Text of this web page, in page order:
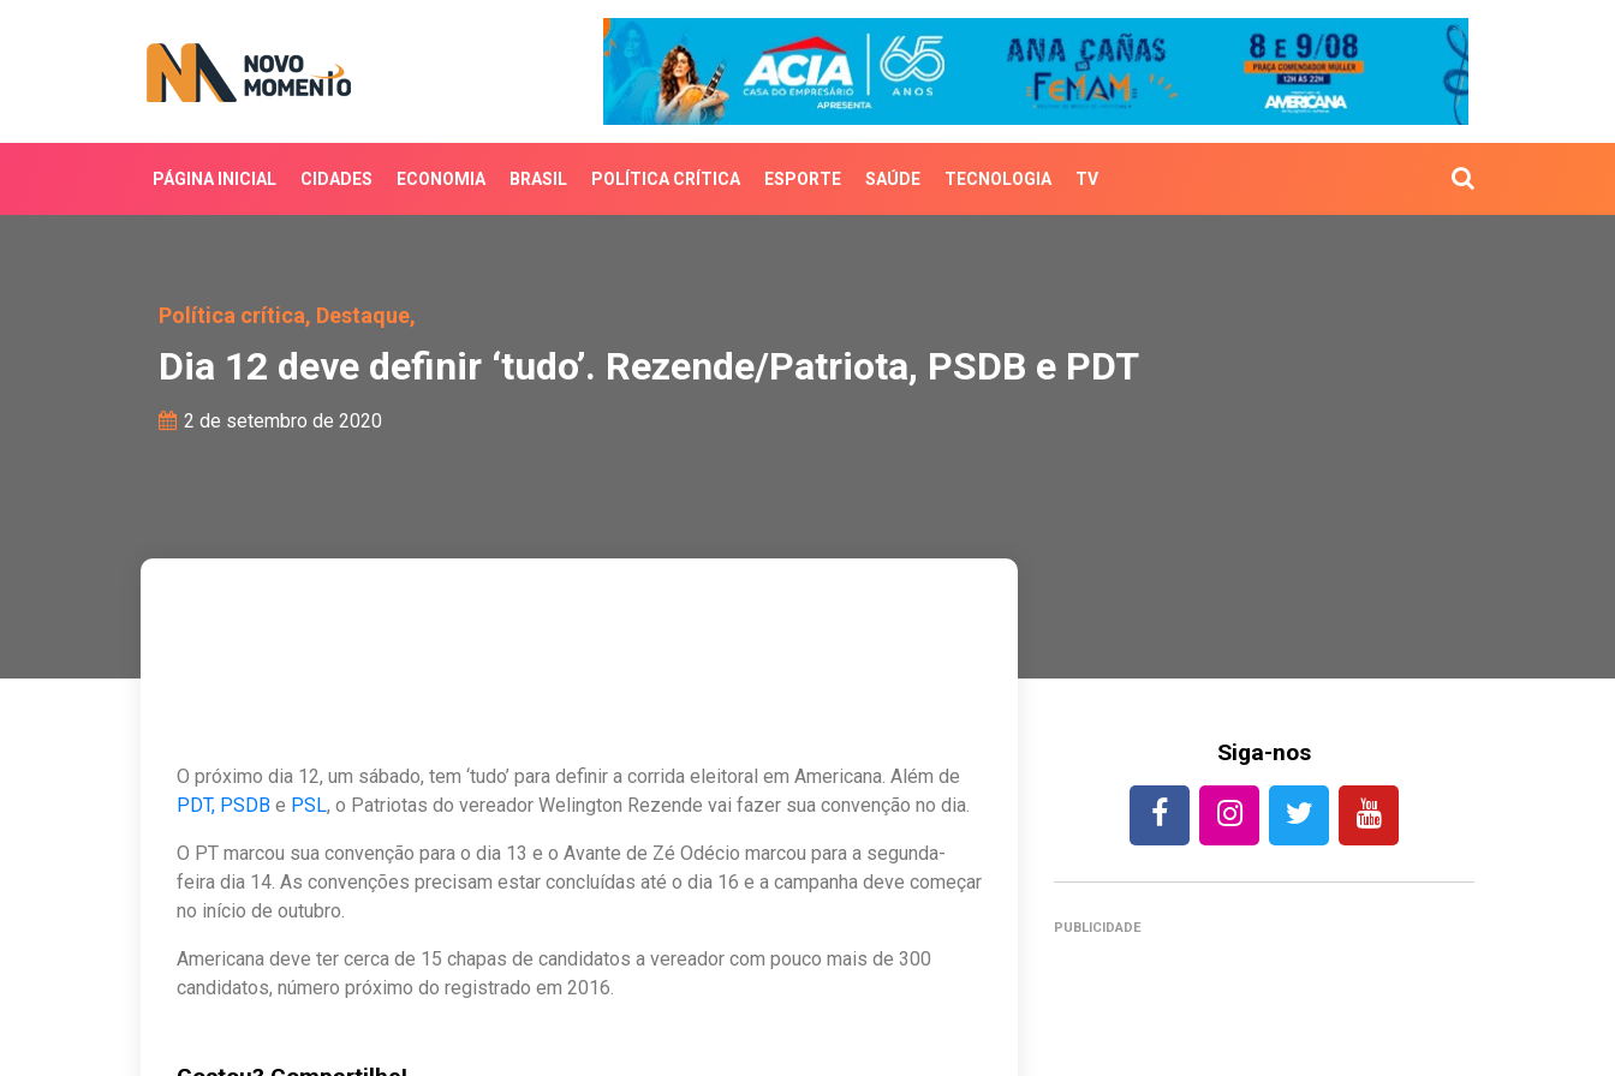
PÁGINA INICIAL CIDADES ECONOMIA BRASIL POLÍTICA CRÍTICA ESPORTE SAÚDE TECNOLOGIA TV
Política crítica, Destaque,
Dia 12 deve definir ‘tudo’. Rezende/Patriota, PSDB e PDT
2 de setembro de 2020
O próximo dia 12, um sábado, tem ‘tudo’ para definir a corrida eleitoral em Americana. Além de
PDT, PSDB e PSL, o Patriotas do vereador Welington Rezende vai fazer sua convenção no dia.
O PT marcou sua convenção para o dia 13 e o Avante de Zé Odécio marcou para a segunda-
feira dia 14. As convenções precisam estar concluídas até o dia 16 e a campanha deve começar
no início de outubro.
Americana deve ter cerca de 15 chapas de candidatos a vereador com pouco mais de 300
candidatos, número próximo do registrado em 2016.
Siga-nos
PUBLICIDADE